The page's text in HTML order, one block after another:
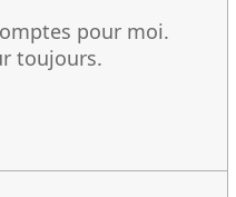
pour moi.
toujours.